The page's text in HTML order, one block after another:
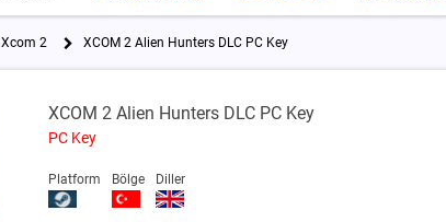
Xcom 2 XCOM 2 Alien Hunters DLC PC Key
XCOM 2 Alien Hunters DLC PC Key
PC Key
Platform Bölge Diller